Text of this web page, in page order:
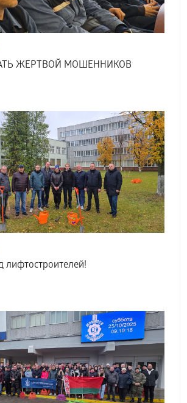
ЖЕРТВОЙ МОШЕННИКОВ
лифтостроителей!